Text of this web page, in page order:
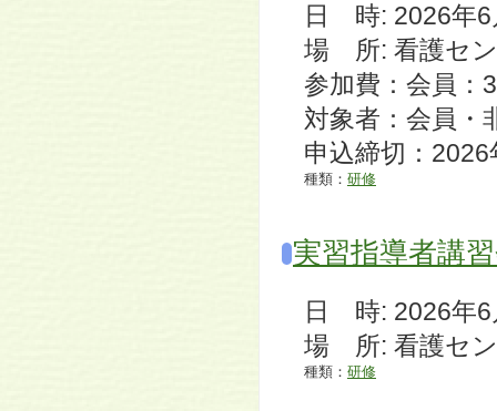
日 時: 2026年6
場 所: 看護セ
参加費：会員：
対象者：会員・
申込締切：
種類： 研修
実習指導者講
日 時: 2026年6
場 所: 看護セ
種類： 研修